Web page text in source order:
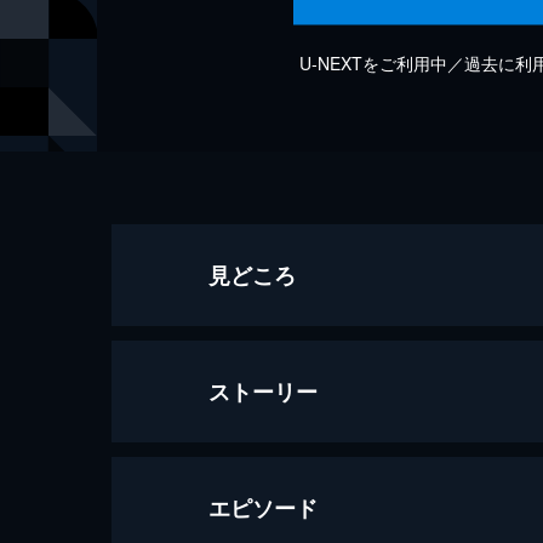
U-NEXTをご利用中／過去に利
見どころ
ストーリー
エピソード